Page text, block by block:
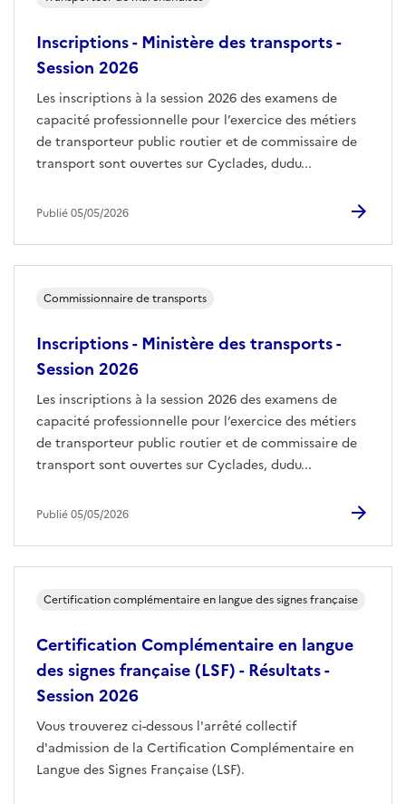
Inscriptions - Ministère des transports -
Session 2026
Les inscriptions à la session 2026 des examens de
capacité professionnelle pour l’exercice des métiers
de transporteur public routier et de commissaire de
transport sont ouvertes sur Cyclades, dudu...
Publié 05/05/2026
Inscriptions - Ministère des transports -
Session 2026
Les inscriptions à la session 2026 des examens de
capacité professionnelle pour l’exercice des métiers
de transporteur public routier et de commissaire de
transport sont ouvertes sur Cyclades, dudu...
Commissionnaire de transports
Publié 05/05/2026
Certification Complémentaire en langue
des signes française (LSF) - Résultats -
Session 2026
Vous trouverez ci-dessous l'arrêté collectif
d'admission de la Certification Complémentaire en
Langue des Signes Française (LSF).
Certification complémentaire en langue des signes française